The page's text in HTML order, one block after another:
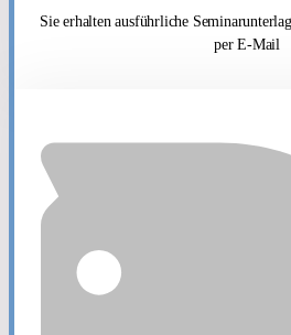
Sie erhalten ausführliche
per E-Mail